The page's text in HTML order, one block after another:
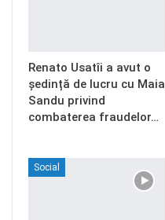
Renato Usatîi a avut o
ședință de lucru cu Maia
Sandu privind
combaterea fraudelor…
Social